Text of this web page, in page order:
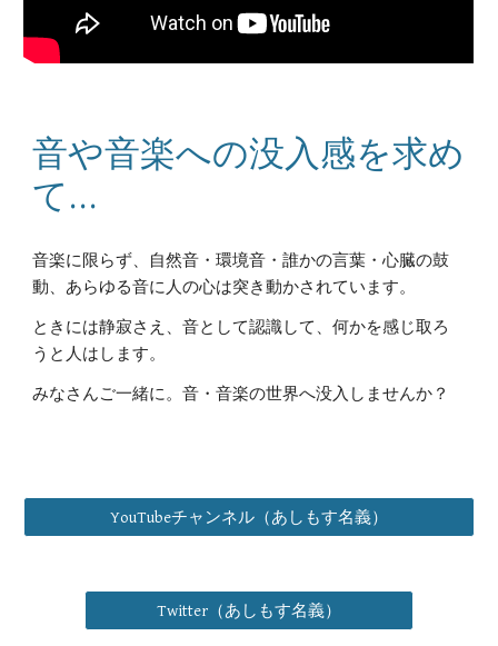
音や音楽への没入感を求め
て…
音楽に限らず、自然音・環境音・誰かの言葉・心臓の鼓
動、あらゆる音に人の心は突き動かされています。
ときには静寂さえ、音として認識して、何かを感じ取ろ
うと人はします。
みなさんご一緒に。音・音楽の世界へ没入しませんか？
YouTubeチャンネル（あしもす名義）
Twitter（あしもす名義）